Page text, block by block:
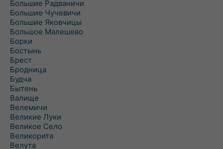
Большие Радваничи
Большие Чучевичи
Большие Яковчицы
Большое Малешево
Борки
Бостынь
Брест
Бродница
Будча
Бытень
Валище
Велемичи
Великие Луки
Великое Село
Великорита
Велута